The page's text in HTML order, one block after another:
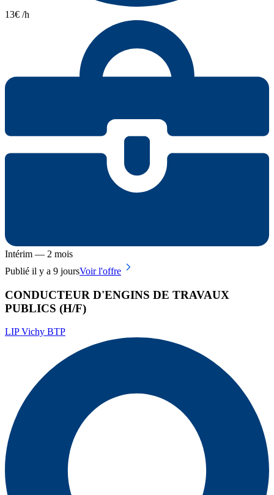
13€ /h
Intérim — 2 mois
Publié il y a 9 joursVoir l'offre
CONDUCTEUR D'ENGINS DE TRAVAUX
PUBLICS (H/F)
LIP Vichy BTP